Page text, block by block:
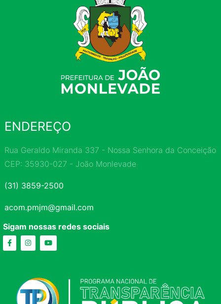
ENDEREÇO
Rua Geraldo Miranda 337 - Nossa Senhora da Conceição
CEP: 35930-027 - João Monlevade
(31) 3859-2500
acom.pmjm@gmail.com
Sigam nossas redes sociais